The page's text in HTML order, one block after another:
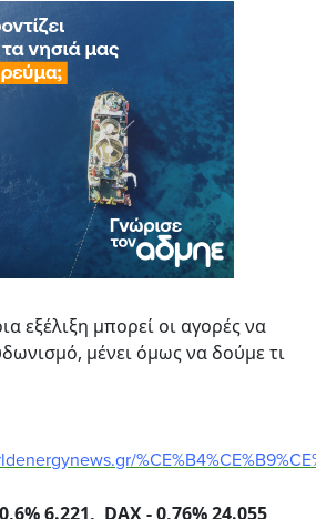
εξέλιξη μπορεί οι αγορές να
μένει όμως να δούμε τι
6.221, DAX - 0,76% 24.055